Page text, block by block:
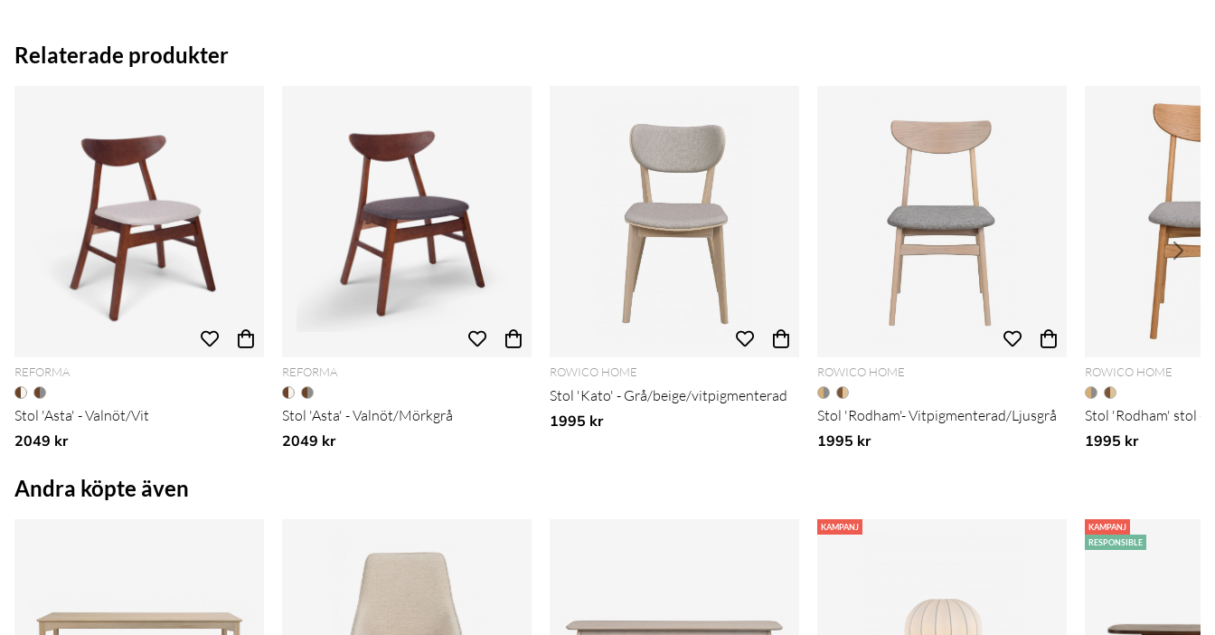
Relaterade produkter
REFORMA
Stol 'Asta' - Valnöt/Vit
2049 kr
REFORMA
Stol 'Asta' - Valnöt/Mörkgrå
2049 kr
ROWICO HOME
Stol 'Kato' - Grå/beige/vitpigmenterad
1995 kr
ROWICO HOME
Stol 'Rodham'- Vitpigmenterad/Ljusgrå
1995 kr
ROWICO HOME
Stol 'Rodham' stol -
1995 kr
Andra köpte även
KAMPANJ
KAMPANJ
RESPONSIBLE